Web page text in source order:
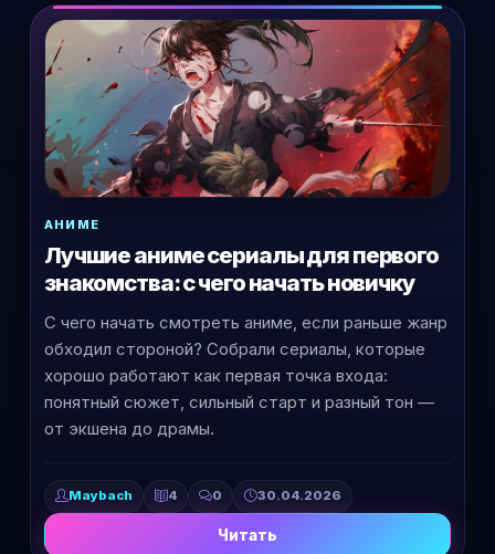
АНИМЕ
Лучшие аниме сериалы для первого
знакомства: с чего начать новичку
С чего начать смотреть аниме, если раньше жанр
обходил стороной? Собрали сериалы, которые
хорошо работают как первая точка входа:
понятный сюжет, сильный старт и разный тон —
от экшена до драмы.
Maybach 4 0 30.04.2026
Читать